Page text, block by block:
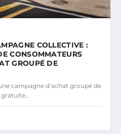
COLLECTIVE :
CONSOMMATEURS
GROUPÉ DE
campagne d’achat groupé de
gratuite…